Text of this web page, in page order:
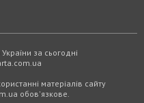
за сьогодні
матеріалів сайту
обов'язкове.